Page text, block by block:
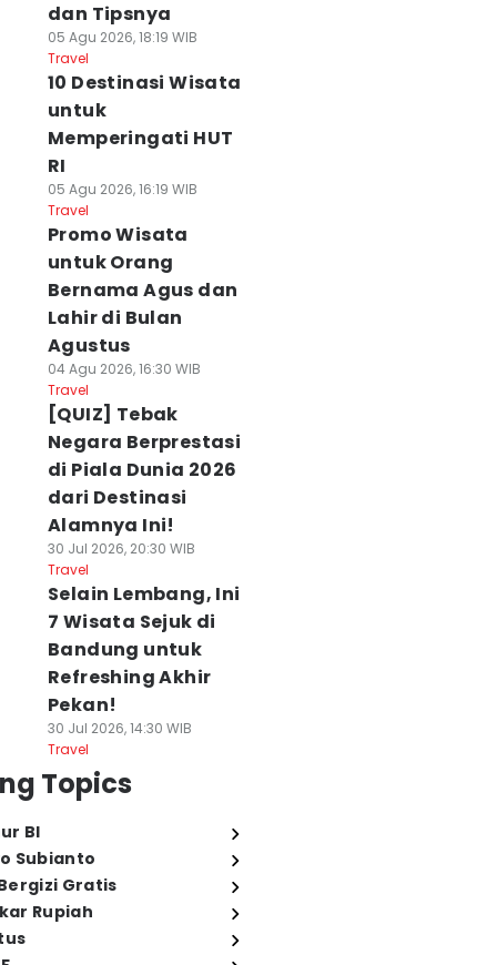
dan Tipsnya
05 Agu 2026, 18:19 WIB
Travel
10 Destinasi Wisata
untuk
Memperingati HUT
RI
05 Agu 2026, 16:19 WIB
Travel
Promo Wisata
untuk Orang
Bernama Agus dan
Lahir di Bulan
Agustus
04 Agu 2026, 16:30 WIB
Travel
[QUIZ] Tebak
Negara Berprestasi
di Piala Dunia 2026
dari Destinasi
Alamnya Ini!
30 Jul 2026, 20:30 WIB
Travel
Selain Lembang, Ini
7 Wisata Sejuk di
Bandung untuk
Refreshing Akhir
Pekan!
30 Jul 2026, 14:30 WIB
Travel
Topics
BI
Subianto
Gratis
Rupiah